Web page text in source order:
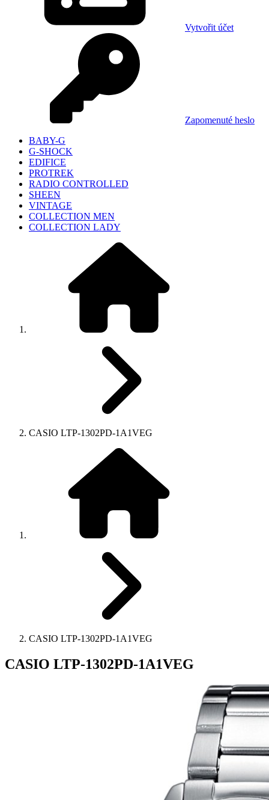
Vytvořit účet
Zapomenuté heslo
BABY-G
G-SHOCK
EDIFICE
PROTREK
RADIO CONTROLLED
SHEEN
VINTAGE
COLLECTION MEN
COLLECTION LADY
CASIO LTP-1302PD-1A1VEG
CASIO LTP-1302PD-1A1VEG
CASIO LTP-1302PD-1A1VEG